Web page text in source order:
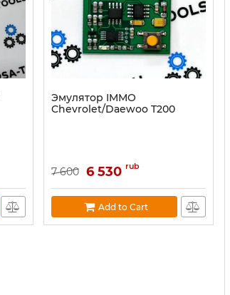
Эмулятор IMMO
Chevrolet/Daewoo T200
7 600 6 530 rub
Add to Cart